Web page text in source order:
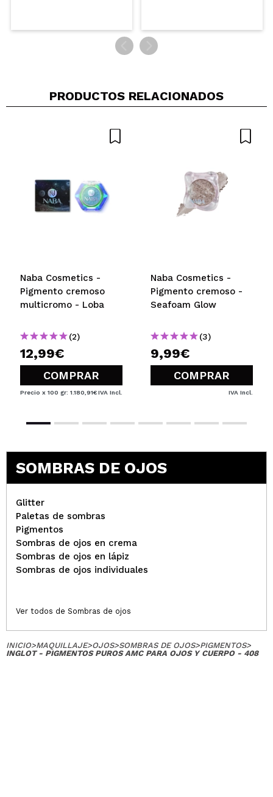
PRODUCTOS RELACIONADOS
Naba Cosmetics -
Pigmento cremoso
multicromo - Loba
(2)
12,99€
COMPRAR
Precio x 100 gr: 1.180,91€IVA Incl.
Naba Cosmetics -
Pigmento cremoso -
Seafoam Glow
(3)
9,99€
COMPRAR
IVA Incl.
SOMBRAS DE OJOS
Glitter
Paletas de sombras
Pigmentos
Sombras de ojos en crema
Sombras de ojos en lápiz
Sombras de ojos individuales
Ver todos de Sombras de ojos
INICIO>MAQUILLAJE>OJOS>SOMBRAS DE OJOS>PIGMENTOS>
INGLOT - PIGMENTOS PUROS AMC PARA OJOS Y CUERPO - 408